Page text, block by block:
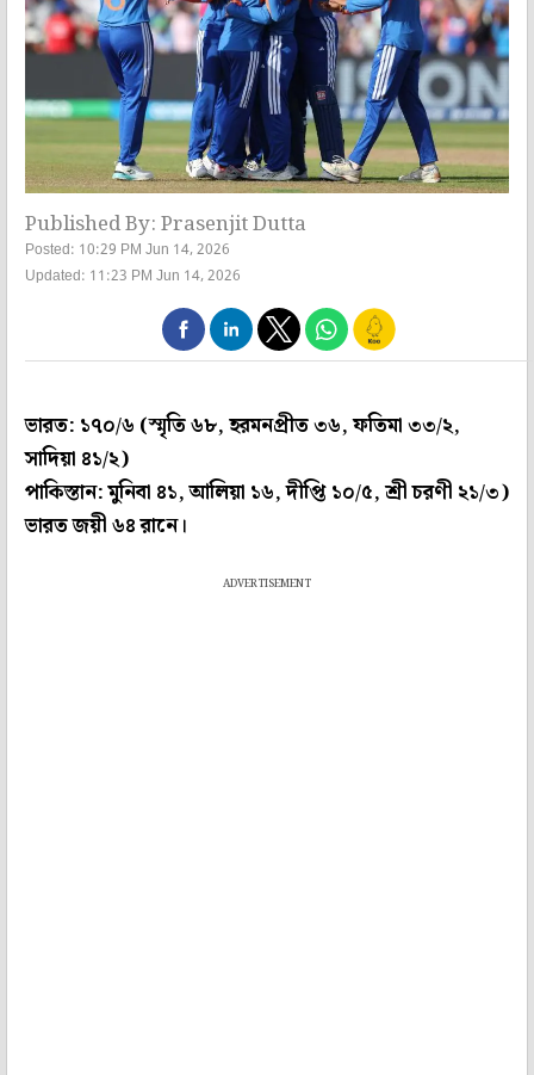
Published By: Prasenjit Dutta
Posted: 10:29 PM Jun 14, 2026
Updated: 11:23 PM Jun 14, 2026
ভারত: ১৭০/৬ (স্মৃতি ৬৮, হরমনপ্রীত ৩৬, ফতিমা ৩৩/২,
সাদিয়া ৪১/২)
পাকিস্তান: মুনিবা ৪১, আলিয়া ১৬, দীপ্তি ১০/৫, শ্রী চরণী ২১/৩)
ভারত জয়ী ৬৪ রানে।
ADVERTISEMENT